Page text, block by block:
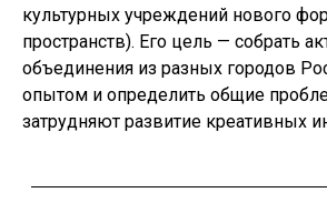
культурных учреждений нового
пространств). Его цель — собрать
объединения из разных городов
опытом и определить общие
затрудняют развитие креативных